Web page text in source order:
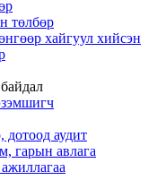
төлбөр
хайгуул хийсэн
дотоод аудит
гарын авлага